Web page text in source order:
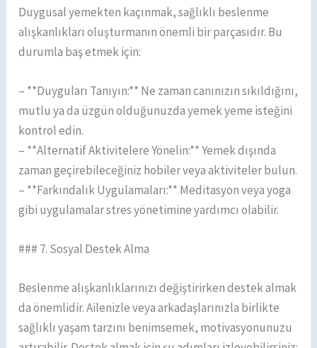
Duygusal yemekten kaçınmak, sağlıklı beslenme
alışkanlıkları oluşturmanın önemli bir parçasıdır. Bu
durumla baş etmek için:
– **Duyguları Tanıyın:** Ne zaman canınızın sıkıldığını,
mutlu ya da üzgün olduğunuzda yemek yeme isteğini
kontrol edin.
– **Alternatif Aktivitelere Yönelin:** Yemek dışında
zaman geçirebileceğiniz hobiler veya aktiviteler bulun.
– **Farkındalık Uygulamaları:** Meditasyon veya yoga
gibi uygulamalar stres yönetimine yardımcı olabilir.
### 7. Sosyal Destek Alma
Beslenme alışkanlıklarınızı değiştirirken destek almak
da önemlidir. Ailenizle veya arkadaşlarınızla birlikte
sağlıklı yaşam tarzını benimsemek, motivasyonunuzu